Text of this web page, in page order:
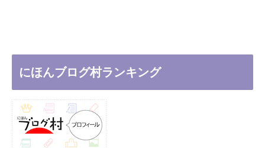
にほんブログ村ランキング